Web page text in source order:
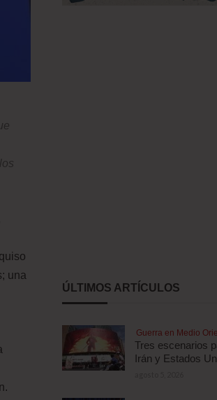
una
ÚLTIMOS ARTÍCULOS
Guerra en Medio
Tres escenarios
Irán y Estados